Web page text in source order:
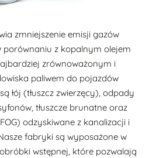
zmniejszenie emisji gazów
porównaniu z kopalnym olejem
zrównoważonym i
paliwem do pojazdów
łój (tłuszcz zwierzęcy), odpady
tłuszcze brunatne oraz
odzyskiwane z kanalizacji i
fabryki są wyposażone w
wstępnej, które pozwalają